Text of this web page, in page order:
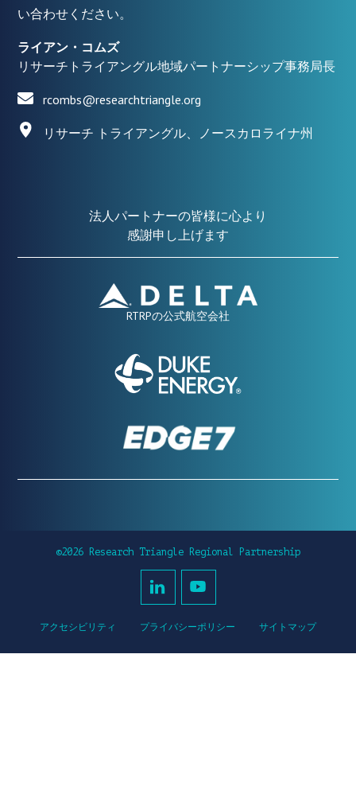
い合わせください。
ライアン・コムズ
リサーチトライアングル地域パートナーシップ事務局長
rcombs@researchtriangle.org
リサーチ トライアングル、ノースカロライナ州
法人パートナーの皆様に心より
感謝申し上げます
RTRPの公式航空会社
©2026 Research Triangle Regional Partnership
アクセシビリティ プライバシーポリシー サイトマップ